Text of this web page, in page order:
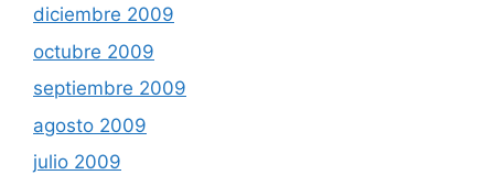
diciembre 2009
octubre 2009
septiembre 2009
agosto 2009
julio 2009